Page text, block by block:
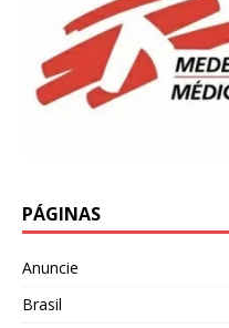
PÁGINAS
Anuncie
Brasil